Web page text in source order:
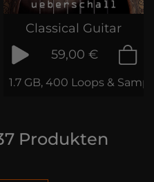
Samples
Classical Guitar
59,00 €
1.7 GB, 400 Loops &
Produkten